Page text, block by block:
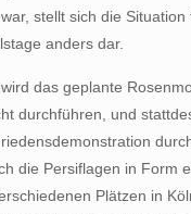
stellt sich die Situation
anders dar.
das geplante
durchführen, und
die Persiflagen in Form
Plätzen in